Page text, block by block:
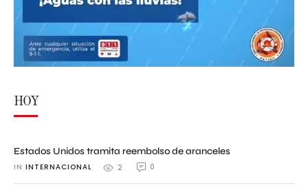
HOY
Estados Unidos tramita reembolso de aranceles
IN INTERNACIONAL 2 0